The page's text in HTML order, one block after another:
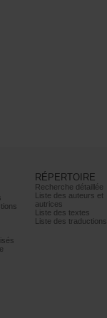
RÉPERTOIRE
Recherchedétaillée
Listedesauteurset
autrices
Listedestextes
Listedestraductions